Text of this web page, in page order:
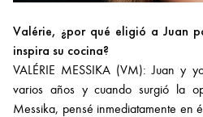
Valérie, ¿por qué eligió a Juan
inspira su cocina?
VALÉRIE MESSIKA (VM): Juan y
varios años y cuando surgió la
Messika, pensé inmediatamente en